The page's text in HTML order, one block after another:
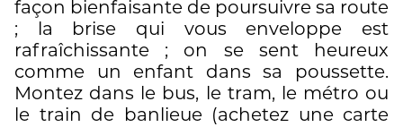
façon bienfaisante de poursuivre sa route
; la brise qui vous enveloppe est
rafraîchissante ; on se sent heureux
comme un enfant dans sa poussette.
Montez dans le bus, le tram, le métro ou
le train de banlieue (achetez une carte